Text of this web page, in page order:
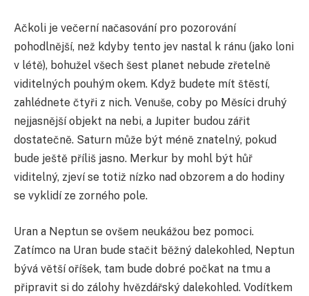
Ačkoli je večerní načasování pro pozorování
pohodlnější, než kdyby tento jev nastal k ránu (jako loni
v létě), bohužel všech šest planet nebude zřetelně
viditelných pouhým okem. Když budete mít štěstí,
zahlédnete čtyři z nich. Venuše, coby po Měsíci druhý
nejjasnější objekt na nebi, a Jupiter budou zářit
dostatečně. Saturn může být méně znatelný, pokud
bude ještě příliš jasno. Merkur by mohl být hůř
viditelný, zjeví se totiž nízko nad obzorem a do hodiny
se vyklidí ze zorného pole.
Uran a Neptun se ovšem neukážou bez pomoci.
Zatímco na Uran bude stačit běžný dalekohled, Neptun
bývá větší oříšek, tam bude dobré počkat na tmu a
připravit si do zálohy hvězdářský dalekohled. Vodítkem